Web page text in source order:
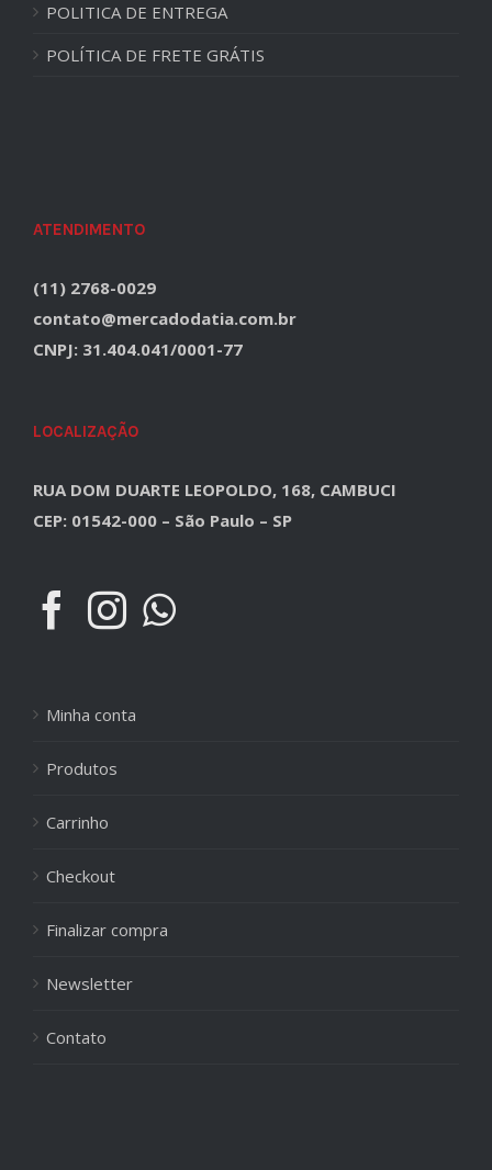
POLITICA DE ENTREGA
POLÍTICA DE FRETE GRÁTIS
ATENDIMENTO
(11) 2768-0029
contato@mercadodatia.com.br
CNPJ: 31.404.041/0001-77
LOCALIZAÇÃO
RUA DOM DUARTE LEOPOLDO, 168, CAMBUCI
CEP: 01542-000 – São Paulo – SP
Minha conta
Produtos
Carrinho
Checkout
Finalizar compra
Newsletter
Contato